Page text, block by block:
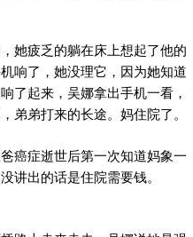
她疲乏的躺在床上想起了他的
响了，她没理它，因为她知道
了起来，吴娜拿出手机一看，
弟弟打来的长途。妈住院了。
癌症逝世后第一次知道妈象一
讲出的话是住院需要钱。